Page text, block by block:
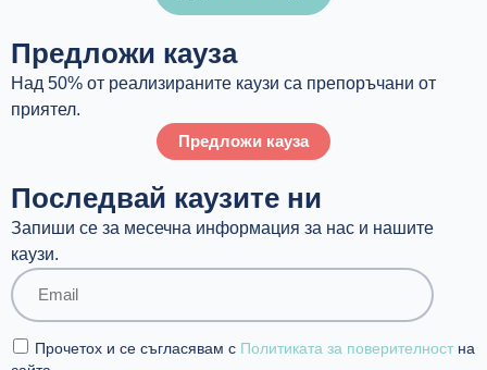
Предложи кауза
Над 50% от реализираните каузи са препоръчани от
приятел.
Предложи кауза
Последвай каузите ни
Запиши се за месечна информация за нас и нашите
каузи.
Прочетох и се съгласявам с Политиката за поверителностна